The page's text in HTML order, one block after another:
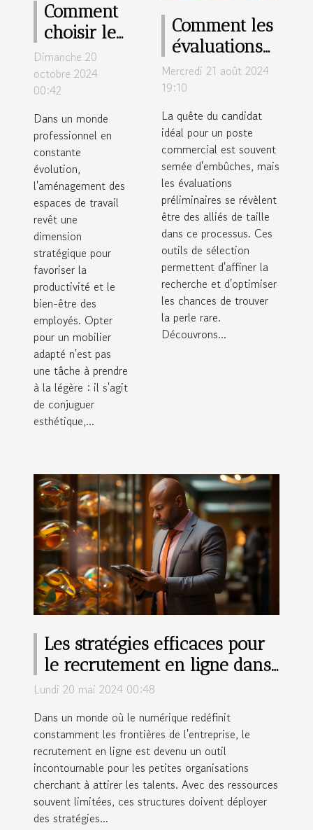
Comment
choisir le
mobilier
pour
optimiser
les
espaces de
travail
modernes
Dimanche 20
octobre 2024
00:42
Dans un monde
professionnel en
constante
évolution,
l'aménagement des
espaces de travail
revêt une
dimension
stratégique pour
favoriser la
productivité et le
bien-être des
employés. Opter
pour un mobilier
adapté n'est pas
une tâche à prendre
à la légère : il s'agit
de conjuguer
esthétique,...
Comment les
évaluations
préliminaires
améliorent
les
recrutements
commerciaux
Mercredi 21 août 2024
19:10
La quête du candidat
idéal pour un poste
commercial est souvent
semée d'embûches, mais
les évaluations
préliminaires se révèlent
être des alliés de taille
dans ce processus. Ces
outils de sélection
permettent d'affiner la
recherche et d'optimiser
les chances de trouver
la perle rare.
Découvrons...
Les stratégies efficaces pour
le recrutement en ligne dans
les petites entreprises
Lundi 20 mai 2024 00:48
Dans un monde où le numérique redéfinit
constamment les frontières de l'entreprise, le
recrutement en ligne est devenu un outil
incontournable pour les petites organisations
cherchant à attirer les talents. Avec des ressources
souvent limitées, ces structures doivent déployer
des stratégies...